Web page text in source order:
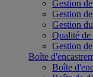
Gestion
Gestion
Gestion
Qualité de
Gestion
Boîte
Boîte